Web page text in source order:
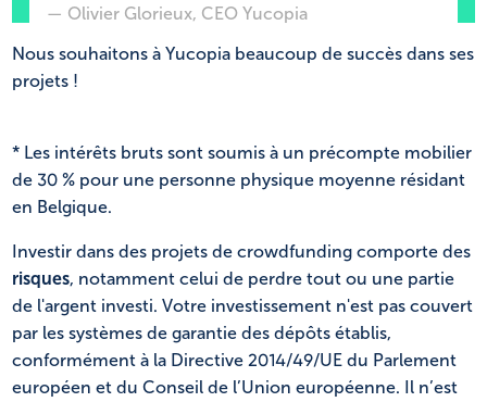
— Olivier Glorieux, CEO Yucopia
Nous souhaitons à Yucopia beaucoup de succès dans ses
projets !
* Les intérêts bruts sont soumis à un précompte mobilier
de 30 % pour une personne physique moyenne résidant
en Belgique.
Investir dans des projets de crowdfunding comporte des
risques, notamment celui de perdre tout ou une partie
de l'argent investi. Votre investissement n'est pas couvert
par les systèmes de garantie des dépôts établis,
conformément à la Directive 2014/49/UE du Parlement
européen et du Conseil de l’Union européenne. Il n’est